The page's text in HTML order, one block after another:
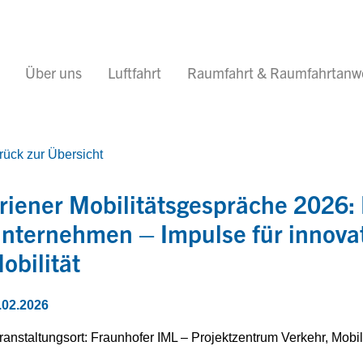
Über uns Luftfahrt Raumfahrt &
zur Übersicht
Mobilitätsgespräche
– Impulse für
Fraunhofer IML – Projektzentrum Verkehr,